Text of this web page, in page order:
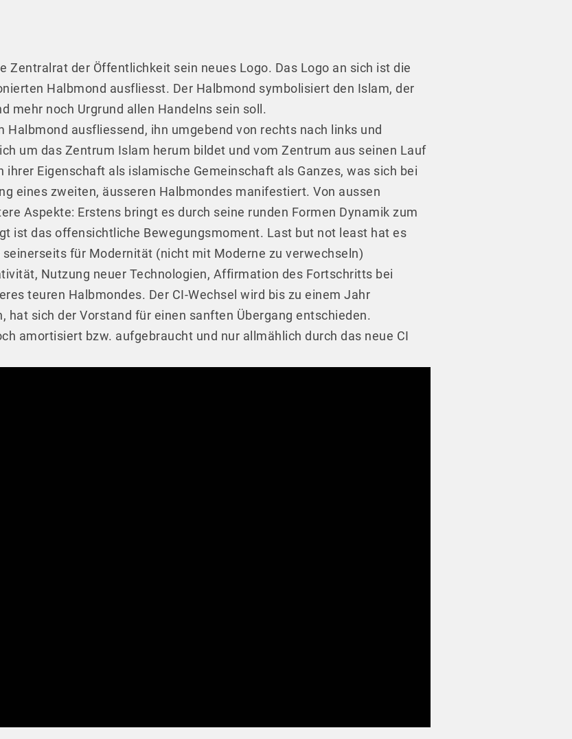
Zentralrat der Öffentlichkeit sein neues Logo. Das Logo an sich ist die
Halbmond ausfliesst. Der Halbmond symbolisiert den Islam, der
mehr noch Urgrund allen Handelns sein soll.
Halbmond ausfliessend, ihn umgebend von rechts nach links und
um das Zentrum Islam herum bildet und vom Zentrum aus seinen Lauf
Eigenschaft als islamische Gemeinschaft als Ganzes, was sich bei
eines zweiten, äusseren Halbmondes manifestiert. Von aussen
Aspekte: Erstens bringt es durch seine runden Formen Dynamik zum
ist das offensichtliche Bewegungsmoment. Last but not least hat es
für Modernität (nicht mit Moderne zu verwechseln)
Nutzung neuer Technologien, Affirmation des Fortschritts bei
teuren Halbmondes. Der CI-Wechsel wird bis zu einem Jahr
hat sich der Vorstand für einen sanften Übergang entschieden.
amortisiert bzw. aufgebraucht und nur allmählich durch das neue CI